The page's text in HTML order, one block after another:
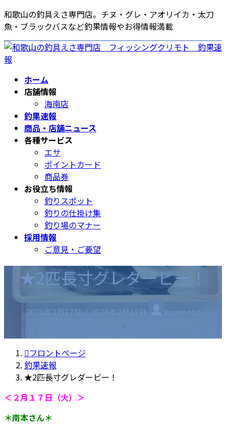
コ
ン
テ
ン
ツ
ナ
ビ
ゲ
ー
シ
和歌山の釣具えさ専門店。チヌ・グレ・アオリイカ・太刀
魚・ブラックバスなど釣果情報やお得情報満載
ホーム
店舗情報
海南店
釣果速報
商品・店舗ニュース
各種サービス
エサ
ポイントカード
商品券
お役立ち情報
釣りスポット
釣りの仕掛け集
釣り場のマナー
採用情報
ご意見・ご要望
★2匹長寸グレダービー！
2026年2月17日
新
:
2026年2月17日 kurimoto
フロントページ
釣果速報
★2匹長寸グレダービー！
＜２月１７日（火）＞
＊南本さん＊